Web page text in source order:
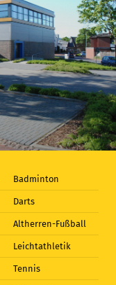
Badminton
Darts
Altherren-Fußball
Leichtathletik
Tennis